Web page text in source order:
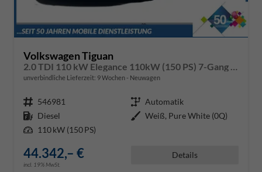
Volkswagen Tiguan
unverbindliche Lieferzeit: 9 Wochen Neuwagen
Fahrzeugnr. 546981 Getriebe Automatik
Kraftstoff Diesel Außenfarbe Weiß, Pure White (0Q)
Leistung 110 kW (150 PS)
44.342,– €
incl. 19% MwSt.
Details